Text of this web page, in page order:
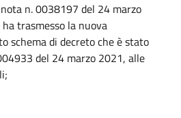
n. 0038197 del 24 marzo
trasmesso la nuova
schema di decreto che è stato
del 24 marzo 2021, alle